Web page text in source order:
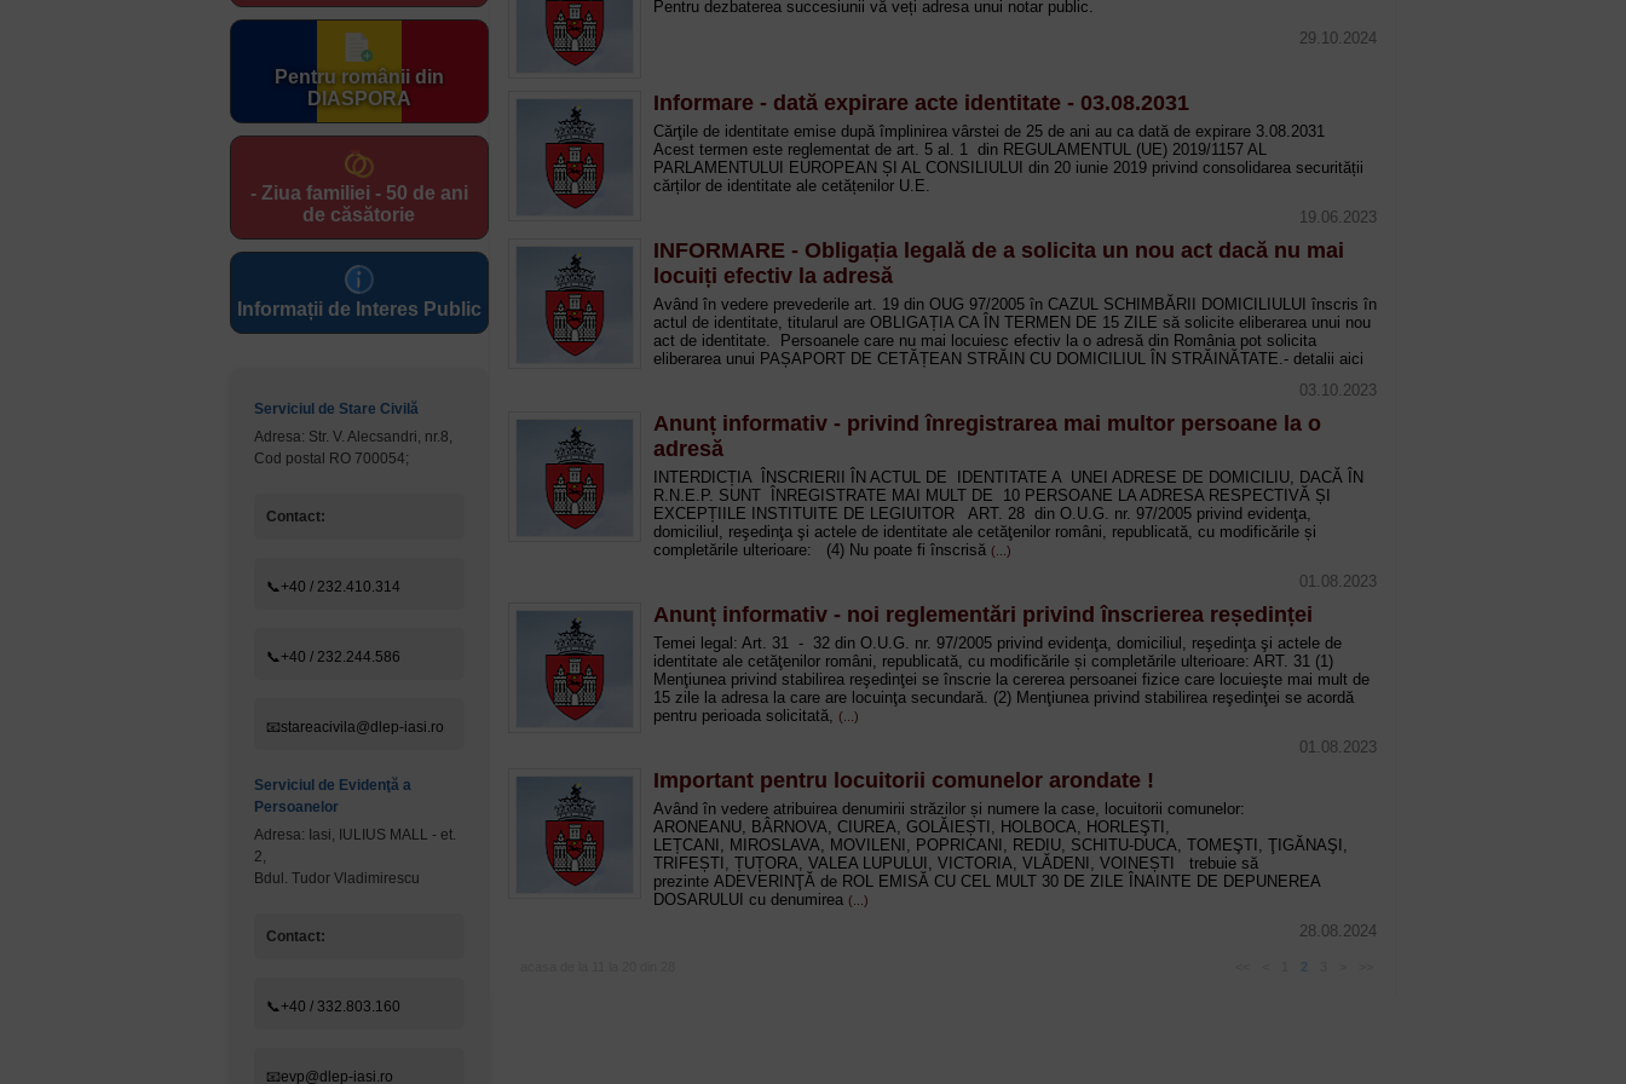
Pentru românii din
DIASPORA
- Ziua familiei - 50 de ani
de căsătorie
Informații de Interes Public
Serviciul de Stare Civilă
Adresa: Str. V. Alecsandri, nr.8,
Cod postal RO 700054;
Contact:
📞+40 / 232.410.314
📞+40 / 232.244.586
📧stareacivila@dlep-iasi.ro
Serviciul de Evidenţă a
Persoanelor
Adresa: Iasi, IULIUS MALL - et.
2,
Bdul. Tudor Vladimirescu
Contact:
📞+40 / 332.803.160
📧evp@dlep-iasi.ro
Pentru dezbaterea succesiunii vă veți adresa unui notar public.
29.10.2024
Informare - dată expirare acte identitate - 03.08.2031
Cărţile de identitate emise după împlinirea vârstei de 25 de ani au ca dată de expirare 3.08.2031
Acest termen este reglementat de art. 5 al. 1 din REGULAMENTUL (UE) 2019/1157 AL
PARLAMENTULUI EUROPEAN ȘI AL CONSILIULUI din 20 iunie 2019 privind consolidarea securității
cărților de identitate ale cetățenilor U.E.
19.06.2023
INFORMARE - Obligația legală de a solicita un nou act dacă nu mai
locuiți efectiv la adresă
Având în vedere prevederile art. 19 din OUG 97/2005 în CAZUL SCHIMBĂRII DOMICILIULUI înscris în
actul de identitate, titularul are OBLIGAȚIA CA ÎN TERMEN DE 15 ZILE să solicite eliberarea unui nou
act de identitate. Persoanele care nu mai locuiesc efectiv la o adresă din România pot solicita
eliberarea unui PAȘAPORT DE CETĂȚEAN STRĂIN CU DOMICILIUL ÎN STRĂINĂTATE.- detalii aici
03.10.2023
Anunț informativ - privind înregistrarea mai multor persoane la o
adresă
INTERDICȚIA ÎNSCRIERII ÎN ACTUL DE IDENTITATE A UNEI ADRESE DE DOMICILIU, DACĂ ÎN
R.N.E.P. SUNT ÎNREGISTRATE MAI MULT DE 10 PERSOANE LA ADRESA RESPECTIVĂ ȘI
EXCEPȚIILE INSTITUITE DE LEGIUITOR ART. 28 din O.U.G. nr. 97/2005 privind evidenţa,
domiciliul, reşedinţa şi actele de identitate ale cetăţenilor români, republicată, cu modificările și
completările ulterioare: (4) Nu poate fi înscrisă (...)
01.08.2023
Anunț informativ - noi reglementări privind înscrierea reședinței
Temei legal: Art. 31 - 32 din O.U.G. nr. 97/2005 privind evidenţa, domiciliul, reşedinţa şi actele de
identitate ale cetăţenilor români, republicată, cu modificările și completările ulterioare: ART. 31 (1)
Menţiunea privind stabilirea reşedinţei se înscrie la cererea persoanei fizice care locuieşte mai mult de
15 zile la adresa la care are locuinţa secundară. (2) Menţiunea privind stabilirea reşedinţei se acordă
pentru perioada solicitată, (...)
01.08.2023
Important pentru locuitorii comunelor arondate !
Având în vedere atribuirea denumirii străzilor și numere la case, locuitorii comunelor:
ARONEANU, BÂRNOVA, CIUREA, GOLĂIEȘTI, HOLBOCA, HORLEŞTI,
LEȚCANI, MIROSLAVA, MOVILENI, POPRICANI, REDIU, SCHITU-DUCA, TOMEŞTI, ŢIGĂNAŞI,
TRIFEȘTI, ȚUȚORA, VALEA LUPULUI, VICTORIA, VLĂDENI, VOINEȘTI trebuie să
prezinte ADEVERINŢĂ de ROL EMISĂ CU CEL MULT 30 DE ZILE ÎNAINTE DE DEPUNEREA
DOSARULUI cu denumirea (...)
28.08.2024
2